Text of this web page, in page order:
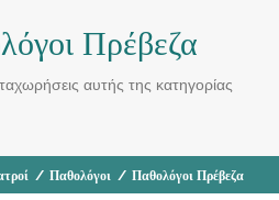
Πρέβεζα
αυτής της κατηγορίας
/ Παθολόγοι / Παθολόγοι Πρέβεζα